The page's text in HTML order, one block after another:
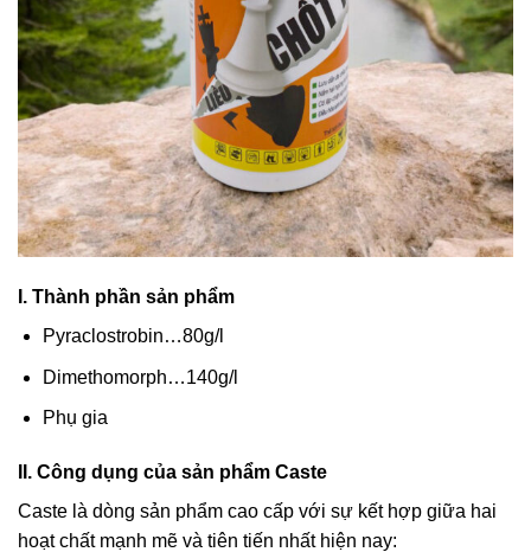
I. Thành phần sản phẩm
Pyraclostrobin…80g/l
Dimethomorph…140g/l
Phụ gia
II. Công dụng của sản phẩm Caste
Caste là dòng sản phẩm cao cấp với sự kết hợp giữa hai
hoạt chất mạnh mẽ và tiên tiến nhất hiện nay: